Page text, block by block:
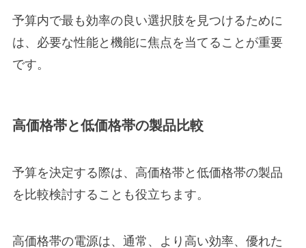
予算内で最も効率の良い選択肢を見つけるために
は、必要な性能と機能に焦点を当てることが重要
です。
高価格帯と低価格帯の製品比較
予算を決定する際は、高価格帯と低価格帯の製品
を比較検討することも役立ちます。
高価格帯の電源は、通常、より高い効率、優れた